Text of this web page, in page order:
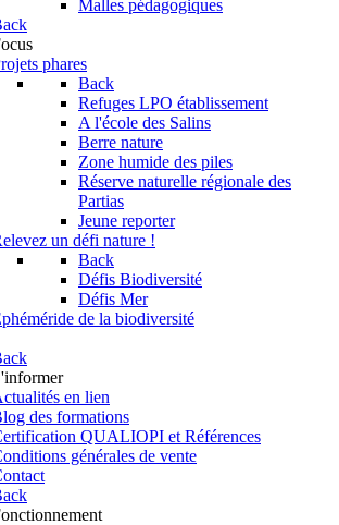
Malles pédagogiques
phares
Back
Refuges LPO établissement
A l'école des Salins
Berre nature
Zone humide des piles
Réserve naturelle régionale des
Partias
Jeune reporter
un défi nature !
Back
Défis Biodiversité
Défis Mer
de la biodiversité
en lien
des formations
QUALIOPI et Références
générales de vente